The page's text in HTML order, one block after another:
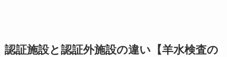
認証施設と認証外施設の違い【羊水検査の